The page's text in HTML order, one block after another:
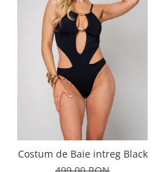
Costum de Baie intreg Black